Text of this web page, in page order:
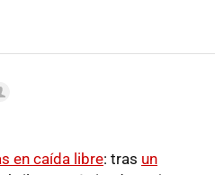
en caída libre: tras un